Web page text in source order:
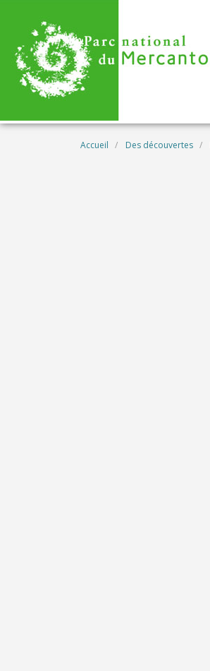
Fil d'Ariane
Accueil Des découvertes